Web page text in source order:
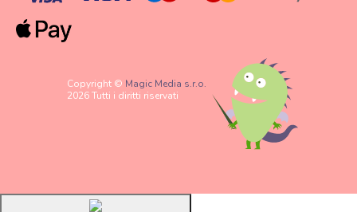
Copyright © Magic Media s.r.o.
2026 Tutti i diritti riservati